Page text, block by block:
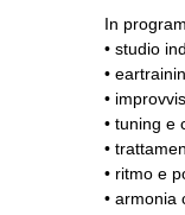
In
• studio
•
•
• tuning e
•
• ritmo e
• armonia